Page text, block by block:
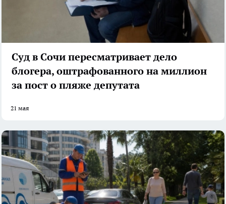
Суд в Сочи пересматривает дело
блогера, оштрафованного на миллион
за пост о пляже депутата
21 мая